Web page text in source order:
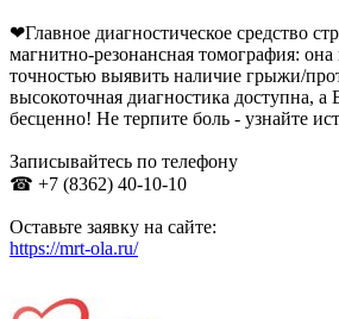
❤Главное диагностическое средство
магнитно-резонансная томография: она
точностью выявить наличие грыжи/
высокоточная диагностика доступна, а
бесценно! Не терпите боль - узнайте
Записывайтесь по телефону
☎ +7 (8362) 40-10-10
Оставьте заявку на сайте:
https://mrt-ola.ru/